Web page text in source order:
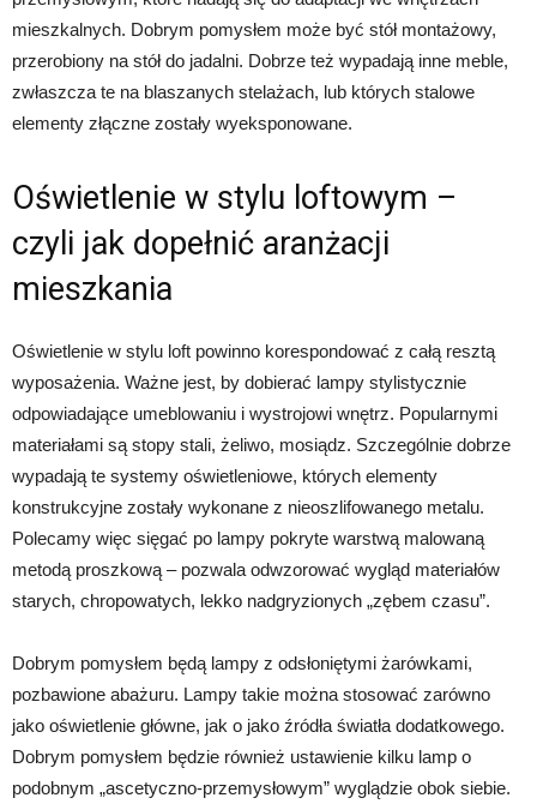
mieszkalnych. Dobrym pomysłem może być stół montażowy,
przerobiony na stół do jadalni. Dobrze też wypadają inne meble,
zwłaszcza te na blaszanych stelażach, lub których stalowe
elementy złączne zostały wyeksponowane.
Oświetlenie w stylu loftowym –
czyli jak dopełnić aranżacji
mieszkania
Oświetlenie w stylu loft powinno korespondować z całą resztą
wyposażenia. Ważne jest, by dobierać lampy stylistycznie
odpowiadające umeblowaniu i wystrojowi wnętrz. Popularnymi
materiałami są stopy stali, żeliwo, mosiądz. Szczególnie dobrze
wypadają te systemy oświetleniowe, których elementy
konstrukcyjne zostały wykonane z nieoszlifowanego metalu.
Polecamy więc sięgać po lampy pokryte warstwą malowaną
metodą proszkową – pozwala odwzorować wygląd materiałów
starych, chropowatych, lekko nadgryzionych „zębem czasu”.
Dobrym pomysłem będą lampy z odsłoniętymi żarówkami,
pozbawione abażuru. Lampy takie można stosować zarówno
jako oświetlenie główne, jak o jako źródła światła dodatkowego.
Dobrym pomysłem będzie również ustawienie kilku lamp o
podobnym „ascetyczno-przemysłowym” wyglądzie obok siebie.